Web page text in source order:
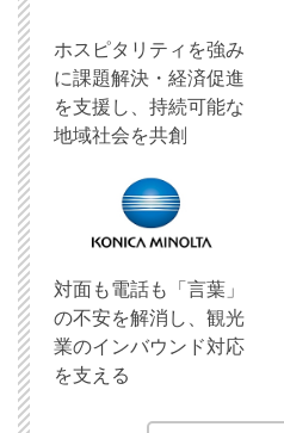
ホスピタリティを強み
に課題解決・経済促進
を支援し、持続可能な
地域社会を共創
対面も電話も「言葉」
の不安を解消し、観光
業のインバウンド対応
を支える